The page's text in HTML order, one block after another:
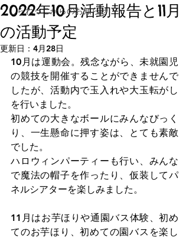
しらねっこからのお知らせ
2022年10月活動報告と11月
の活動予定
更新日： 4月28日
10月は運動会。残念ながら、未就園児
の競技を開催することができませんで
したが、活動内で玉入れや大玉転がし
を行いました。
初めての大きなボールにみんなびっく
り、一生懸命に押す姿は、とても素敵
でした。
ハロウィンパーティーも行い、みんな
で魔法の帽子を作ったり、仮装してパ
ネルシアターを楽しみました。
11月はお芋ほりや通園バス体験、初め
てのお芋ほり、初めての園バスを楽し